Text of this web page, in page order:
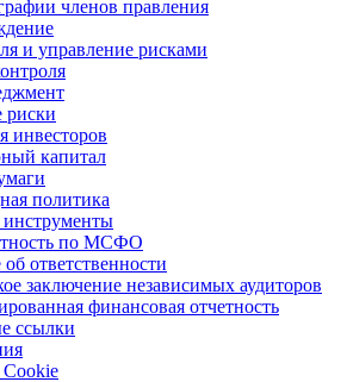
членов правления
и управление рисками
инвесторов
капитал
политика
по МСФО
ответственности
заключение независимых аудиторов
финансовая отчетность
ссылки